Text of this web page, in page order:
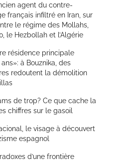
agent du contre-
français infiltré en Iran, sur
le régime des Mollahs,
le Hezbollah et l’Algérie
résidence principale
à Bouznika, des
redoutent la démolition
de trop? Ce que cache la
chiffres sur le gasoil
le visage à découvert
espagnol
d’une frontière